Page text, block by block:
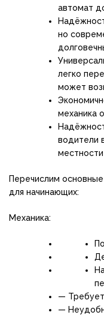
автомат
но
легко
может
механика
водители
Перечислим
для начинающих:
Механика:
—
—